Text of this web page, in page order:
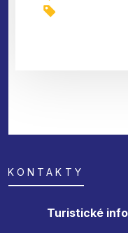
KONTAKTY
Turistické